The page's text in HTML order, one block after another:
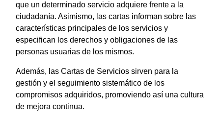
que un determinado servicio adquiere frente a la
ciudadanía. Asimismo, las cartas informan sobre las
características principales de los servicios y
especifican los derechos y obligaciones de las
personas usuarias de los mismos.
Además, las Cartas de Servicios sirven para la
gestión y el seguimiento sistemático de los
compromisos adquiridos, promoviendo así una cultura
de mejora continua.